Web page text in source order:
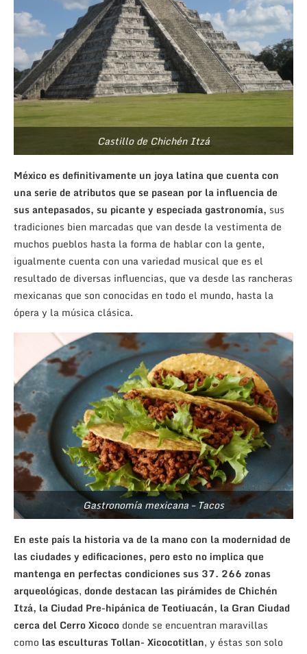
Castillo de Chichén Itzá
México es definitivamente un joya latina que cuenta con
una serie de atributos que se pasean por la influencia de
sus antepasados, su picante y especiada gastronomía, sus
tradiciones bien marcadas que van desde la vestimenta de
muchos pueblos hasta la forma de hablar con la gente,
igualmente cuenta con una variedad musical que es el
resultado de diversas influencias, que va desde las rancheras
mexicanas que son conocidas en todo el mundo, hasta la
ópera y la música clásica.
Gastronomía mexicana – Tacos
En este país la historia va de la mano con la modernidad de
las ciudades y edificaciones, pero esto no implica que
mantenga en perfectas condiciones sus 37. 266 zonas
arqueológicas, donde destacan las pirámides de Chichén
Itzá, la Ciudad Pre-hipánica de Teotiuacán, la Gran Ciudad
cerca del Cerro Xicoco donde se encuentran maravillas
como las esculturas Tollan- Xicocotitlan, y éstas son solo